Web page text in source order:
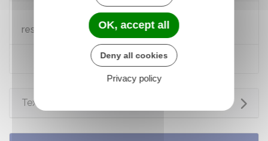
Reconnaissance des jugements sur la
responsabilité parentale rendus en Europe
Recouvrement créances alimentaires
Textes de référence
OK, accept all
Deny all cookies
Privacy policy